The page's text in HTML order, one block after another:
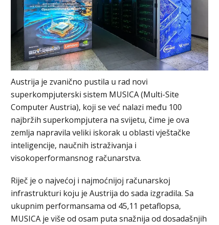
Austrija je zvanično pustila u rad novi
superkompjuterski sistem MUSICA (Multi-Site
Computer Austria), koji se već nalazi među 100
najbržih superkompjutera na svijetu, čime je ova
zemlja napravila veliki iskorak u oblasti vještačke
inteligencije, naučnih istraživanja i
visokoperformansnog računarstva.
Riječ je o najvećoj i najmoćnijoj računarskoj
infrastrukturi koju je Austrija do sada izgradila. Sa
ukupnim performansama od 45,11 petaflopsa,
MUSICA je više od osam puta snažnija od dosadašnjih